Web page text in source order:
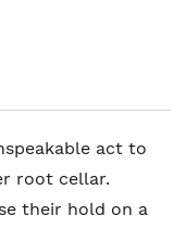
act to
root cellar.
their hold on a